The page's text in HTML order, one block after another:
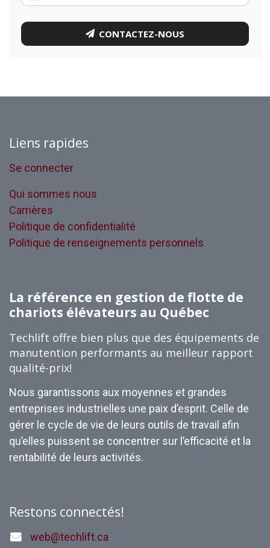
CONTACTEZ-NOUS
Liens rapides
Se connecter
Qui sommes nous
Carrières
Politique de confidentialité
Politique de renseignements personnels
La référence en gestion de flotte de
chariots élévateurs au Québec
Techlift offre bien plus que des équipements de
manutention performants au meilleur rapport
qualité-prix!
Nous garantissons aux moyennes et grandes
entreprises industrielles une paix d’esprit. Celle de
gérer le cycle de vie de leurs outils de travail afin
qu’elles puissent se concentrer sur l’efficacité et la
rentabilité de leurs activités.
Restons connectés!
web@techlift.ca